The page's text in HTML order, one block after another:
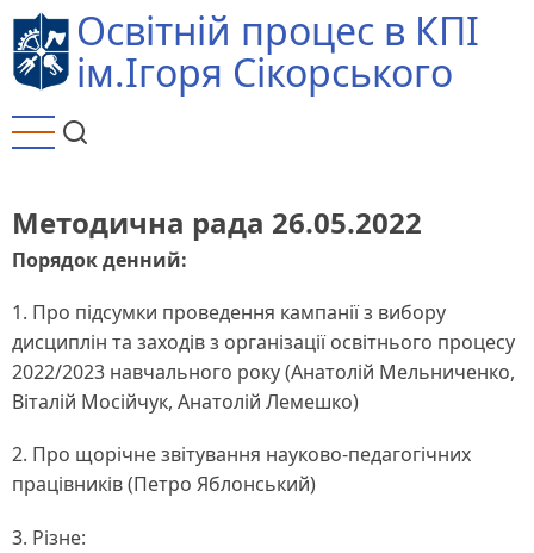
Перейти
до
основного
Освітній процес в КПІ
ім.Ігоря Сікорського
Методична рада 26.05.2022
Порядок денний:
1. Про підсумки проведення кампанії з вибору
дисциплін та заходів з організації освітнього процесу
2022/2023 навчального року (Анатолій Мельниченко,
Віталій Мосійчук, Анатолій Лемешко)
2. Про щорічне звітування науково-педагогічних
працівників (Петро Яблонський)
3. Різне: